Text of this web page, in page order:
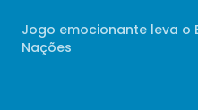
Jogo emocionante leva o
Nações